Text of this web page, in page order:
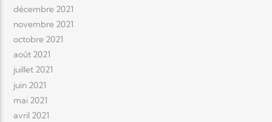
décembre 2021
novembre 2021
octobre 2021
août 2021
juillet 2021
juin 2021
mai 2021
avril 2021